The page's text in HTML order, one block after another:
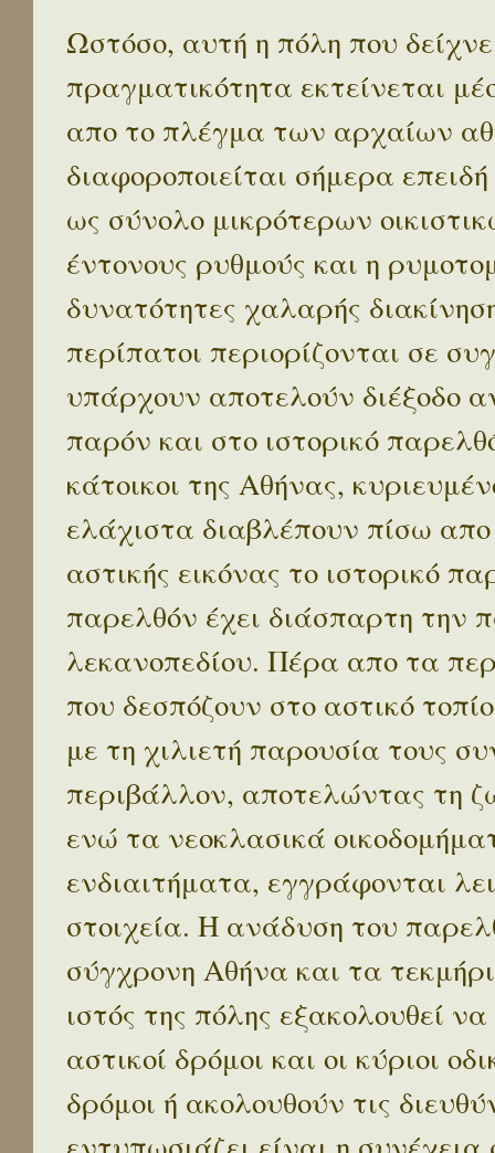
Ωστόσο, αυτή η πόλη που
πραγματικότητα εκτείνεται
απο το πλέγμα των αρχαίων
διαφοροποιείται σήμερα
ως σύνολο μικρότερων
έντονους ρυθμούς και η
δυνατότητες χαλαρής
περίπατοι περιορίζονται σε
υπάρχουν αποτελούν διέξοδο
παρόν και στο ιστορικό
κάτοικοι της Αθήνας,
ελάχιστα διαβλέπουν πίσω
αστικής εικόνας το ιστορικό
παρελθόν έχει διάσπαρτη την
λεκανοπεδίου. Πέρα απο τα
που δεσπόζουν στο αστικό
με τη χιλιετή παρουσία τους
περιβάλλον, αποτελώντας τη
ενώ τα νεοκλασικά
ενδιαιτήματα, εγγράφονται
στοιχεία. Η ανάδυση του
σύγχρονη Αθήνα και τα
ιστός της πόλης εξακολουθεί
αστικοί δρόμοι και οι κύριοι
δρόμοι ή ακολουθούν τις